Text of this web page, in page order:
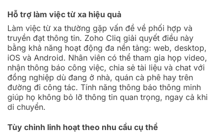
Hỗ trợ làm việc từ xa hiệu quả
Làm việc từ xa thường gặp vấn đề về phối hợp và
truyền đạt thông tin. Zoho Cliq giải quyết điều này
bằng khả năng hoạt động đa nền tảng: web, desktop,
iOS và Android. Nhân viên có thể tham gia họp video,
nhận thông báo công việc, chia sẻ tài liệu và chat với
đồng nghiệp dù đang ở nhà, quán cà phê hay trên
đường đi công tác. Tính năng thông báo thông minh
giúp họ không bỏ lỡ thông tin quan trọng, ngay cả khi
di chuyển.
Tùy chỉnh linh hoạt theo nhu cầu cụ thể